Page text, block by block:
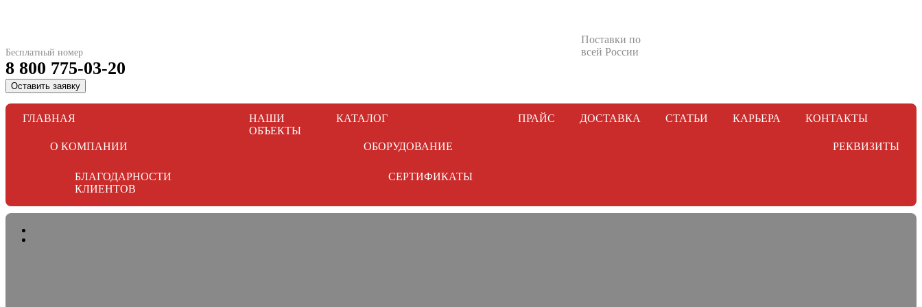
Бесплатный номер
8 800 775-03-20
Поставки по
всей России
Оставить заявку
ГЛАВНАЯ
О КОМПАНИИ
БЛАГОДАРНОСТИ
КЛИЕНТОВ
НАШИ
ОБЪЕКТЫ
КАТАЛОГ
ОБОРУДОВАНИЕ
СЕРТИФИКАТЫ
ПРАЙС ДОСТАВКА СТАТЬИ КАРЬЕРА КОНТАКТЫ
РЕКВИЗИТЫ